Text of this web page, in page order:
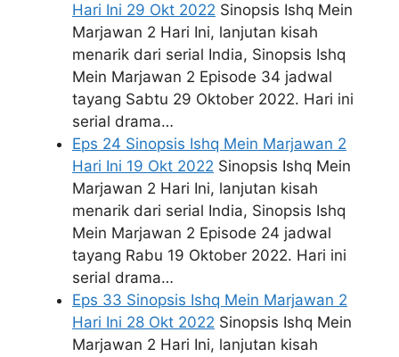
Hari Ini 29 Okt 2022 Sinopsis Ishq Mein
Marjawan 2 Hari Ini, lanjutan kisah
menarik dari serial India, Sinopsis Ishq
Mein Marjawan 2 Episode 34 jadwal
tayang Sabtu 29 Oktober 2022. Hari ini
serial drama…
Eps 24 Sinopsis Ishq Mein Marjawan 2
Hari Ini 19 Okt 2022 Sinopsis Ishq Mein
Marjawan 2 Hari Ini, lanjutan kisah
menarik dari serial India, Sinopsis Ishq
Mein Marjawan 2 Episode 24 jadwal
tayang Rabu 19 Oktober 2022. Hari ini
serial drama…
Eps 33 Sinopsis Ishq Mein Marjawan 2
Hari Ini 28 Okt 2022 Sinopsis Ishq Mein
Marjawan 2 Hari Ini, lanjutan kisah